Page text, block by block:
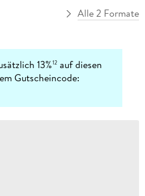
Alle 2 Formate
13%12 auf diesen
Gutscheincode: